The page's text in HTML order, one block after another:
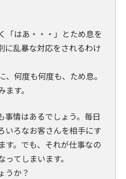
「はあ・・・」とため息を
に乱暴な対応をされるわけ
、何度も何度も、ため息。
す。
事情はあるでしょう。毎日
いろなお客さんを相手にす
す。でも、それが仕事なの
てしまいます。
うか？